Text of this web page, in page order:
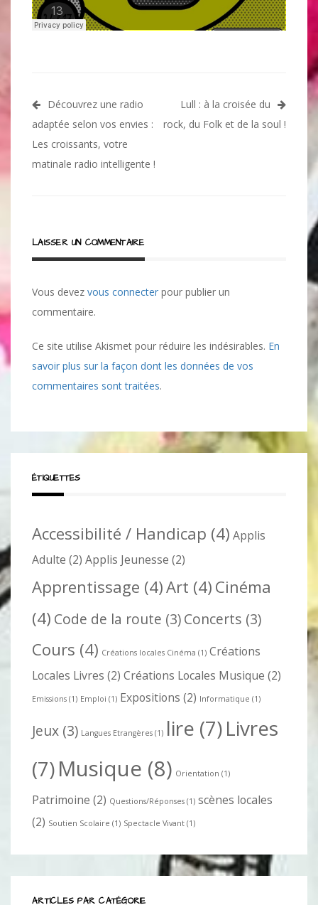
Navigation
de
l’article
Découvrez une radio
adaptée selon vos envies :
Les croissants, votre
matinale radio intelligente !
Lull : à la croisée du
rock, du Folk et de la soul !
LAISSER UN COMMENTAIRE
Vous devez vous connecter pour publier un
commentaire.
Ce site utilise Akismet pour réduire les indésirables. En
savoir plus sur la façon dont les données de vos
commentaires sont traitées.
ÉTIQUETTES
Accessibilité / Handicap (4) Applis
Adulte (2) Applis Jeunesse (2)
Apprentissage (4)Art (4) Cinéma
(4) Code de la route (3)Concerts (3)
Cours (4) Créations locales Cinéma (1) Créations
Locales Livres (2) Créations Locales Musique (2)
Emissions (1) Emploi (1) Expositions (2) Informatique (1)
Jeux (3) Langues Etrangères (1) lire (7)Livres
(7)Musique (8) Orientation (1)
Patrimoine (2) Questions/Réponses (1) scènes locales
(2) Soutien Scolaire (1) Spectacle Vivant (1)
ARTICLES PAR CATÉGORIE